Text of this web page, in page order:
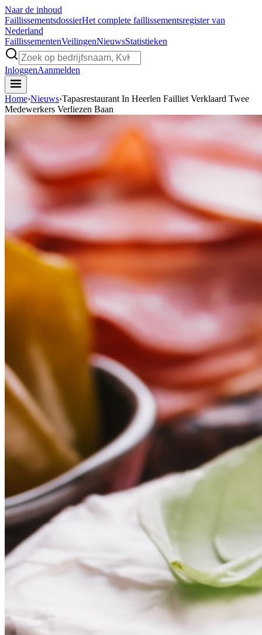
Naar de inhoud
FaillissementsdossierHet complete faillissementsregister van
Nederland
FaillissementenVeilingenNieuwsStatistieken
InloggenAanmelden
Home›Nieuws›Tapasrestaurant In Heerlen Failliet Verklaard Twee
Medewerkers Verliezen Baan